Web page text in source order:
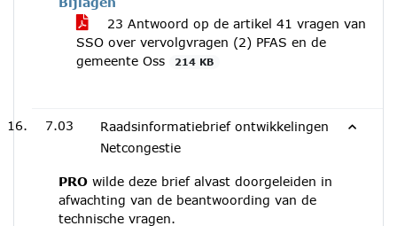
23 Antwoord op de artikel 41 vragen van
SSO over vervolgvragen (2) PFAS en de
gemeente Oss
214 KB
7.03
Raadsinformatiebrief ontwikkelingen
Netcongestie
PRO wilde deze brief alvast doorgeleiden in
afwachting van de beantwoording van de
technische vragen.